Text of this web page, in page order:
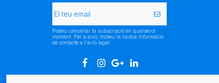
Podeu cancel·lar la subscripció en qualsevol
moment. Per a això, trobeu la nostra informació
de contacte a l'avís legal.